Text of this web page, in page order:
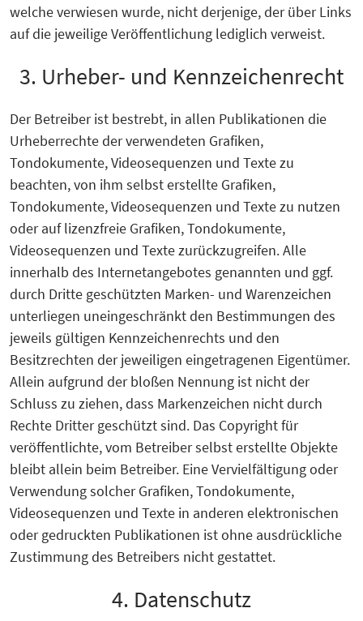
welche verwiesen wurde, nicht derjenige, der über Links
auf die jeweilige Veröffentlichung lediglich verweist.
3. Urheber- und Kennzeichenrecht
Der Betreiber ist bestrebt, in allen Publikationen die
Urheberrechte der verwendeten Grafiken,
Tondokumente, Videosequenzen und Texte zu
beachten, von ihm selbst erstellte Grafiken,
Tondokumente, Videosequenzen und Texte zu nutzen
oder auf lizenzfreie Grafiken, Tondokumente,
Videosequenzen und Texte zurückzugreifen. Alle
innerhalb des Internetangebotes genannten und ggf.
durch Dritte geschützten Marken- und Warenzeichen
unterliegen uneingeschränkt den Bestimmungen des
jeweils gültigen Kennzeichenrechts und den
Besitzrechten der jeweiligen eingetragenen Eigentümer.
Allein aufgrund der bloßen Nennung ist nicht der
Schluss zu ziehen, dass Markenzeichen nicht durch
Rechte Dritter geschützt sind. Das Copyright für
veröffentlichte, vom Betreiber selbst erstellte Objekte
bleibt allein beim Betreiber. Eine Vervielfältigung oder
Verwendung solcher Grafiken, Tondokumente,
Videosequenzen und Texte in anderen elektronischen
oder gedruckten Publikationen ist ohne ausdrückliche
Zustimmung des Betreibers nicht gestattet.
4. Datenschutz